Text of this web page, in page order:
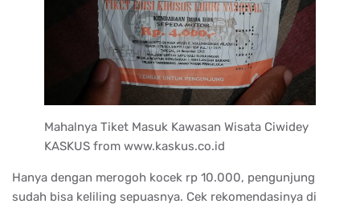
Mahalnya Tiket Masuk Kawasan Wisata Ciwidey
KASKUS from www.kaskus.co.id
Hanya dengan merogoh kocek rp 10.000, pengunjung
sudah bisa keliling sepuasnya. Cek rekomendasinya di